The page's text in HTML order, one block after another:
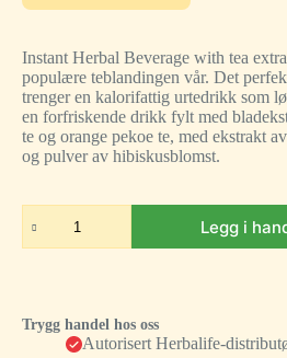
Instant Herbal Beverage with tea
populære teblandingen vår. Det
trenger en kalorifattig urtedrikk som
en forfriskende drikk fylt med
te og orange pekoe te, med ekstrakt
og pulver av hibiskusblomst.
Legg i
Trygg handel hos oss
Autorisert Herbalife-